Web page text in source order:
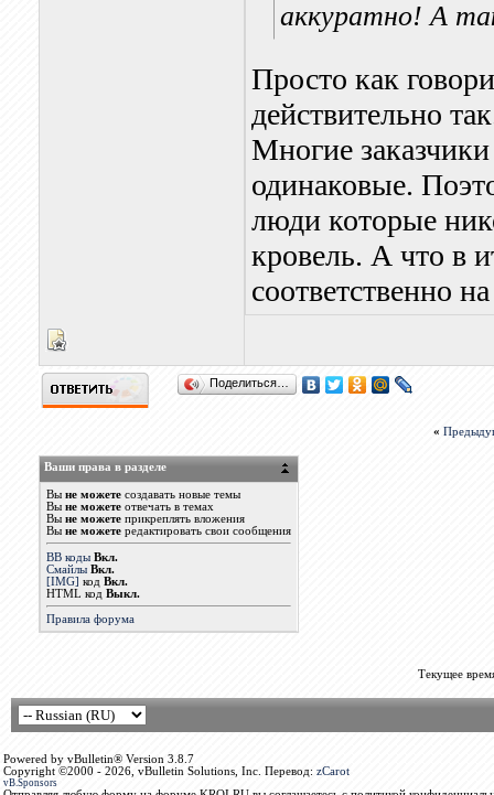
аккуратно! А
Просто как
действительно
Многие
одинаковые.
люди которые
кровель. А что в
соответственно
Поделиться…
«
Ваши права в разделе
Вы не можетесоздавать новые темы
Вы не можетеотвечать в темах
Вы не можетеприкреплять вложения
Вы не можетередактировать свои сообщения
BB коды Вкл.
Смайлы Вкл.
[IMG] код Вкл.
HTML код Выкл.
Правила форума
Текущее
Powered by vBulletin® Version 3.8.7
Copyright ©2000 - 2026, vBulletin Solutions, Inc. Перевод: zCarot
vB.Sponsors